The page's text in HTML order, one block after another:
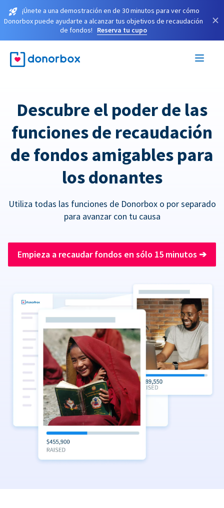
¡Únete a una demostración en de 30 minutos para ver cómo
Donorbox puede ayudarte a alcanzar tus objetivos de recaudación
de fondos!
Reserva tu cupo
×
Descubre el poder de las
funciones de recaudación
de fondos amigables para
los donantes
Utiliza todas las funciones de Donorbox o por separado
para avanzar con tu causa
Empieza a recaudar fondos en sólo 15 minutos ➔